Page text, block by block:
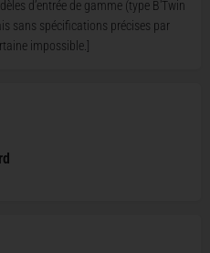
d’entrée de gamme (type B'Twin
sans spécifications précises par
impossible.]